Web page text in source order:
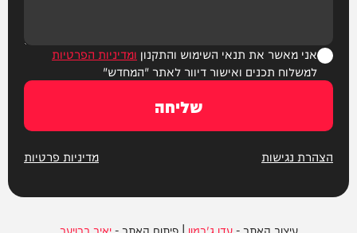
אני מאשר את תנאי השימוש והתקנון ומדיניות הפרטיות
למשלוח תכנים ואישור דיוור לאתר "המחדש"
שליחה
הצהרת נגישות מדיניות פרטיות